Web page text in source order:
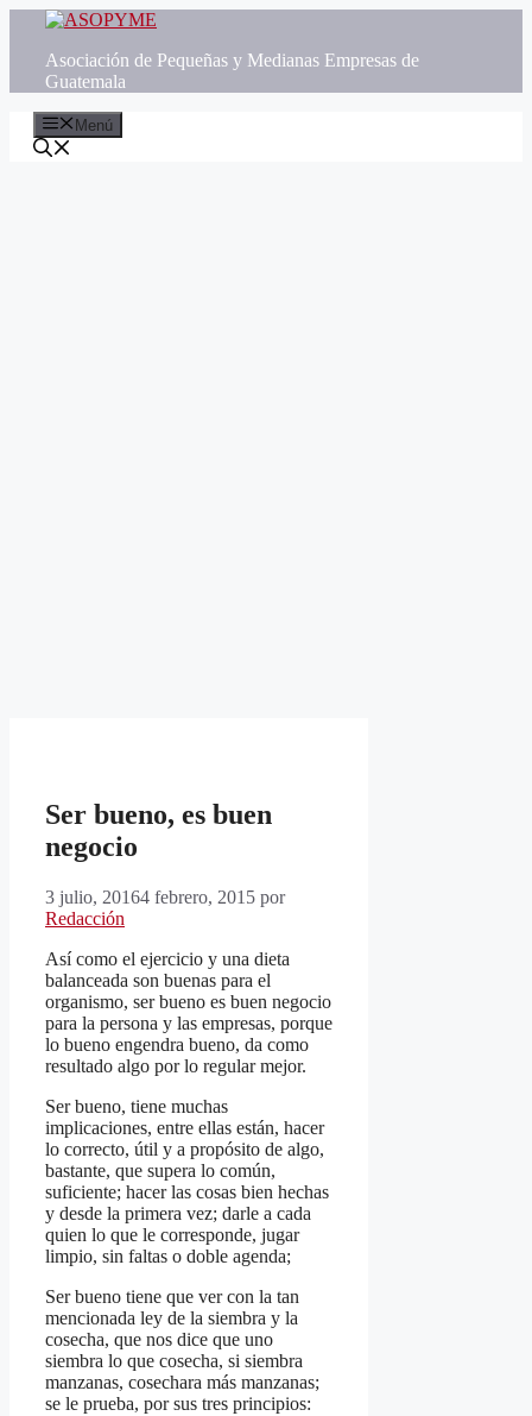
Saltar
contenido
Asociación de Pequeñas y Medianas Empresas de
Guatemala
Menú
Ser bueno, es buen
negocio
3 julio, 20164 febrero, 2015 por
Redacción
Así como el ejercicio y una dieta
balanceada son buenas para el
organismo, ser bueno es buen negocio
para la persona y las empresas, porque
lo bueno engendra bueno, da como
resultado algo por lo regular mejor.
Ser bueno, tiene muchas
implicaciones, entre ellas están, hacer
lo correcto, útil y a propósito de algo,
bastante, que supera lo común,
suficiente; hacer las cosas bien hechas
y desde la primera vez; darle a cada
quien lo que le corresponde, jugar
limpio, sin faltas o doble agenda;
Ser bueno tiene que ver con la tan
mencionada ley de la siembra y la
cosecha, que nos dice que uno
siembra lo que cosecha, si siembra
manzanas, cosechara más manzanas;
se le prueba, por sus tres principios: